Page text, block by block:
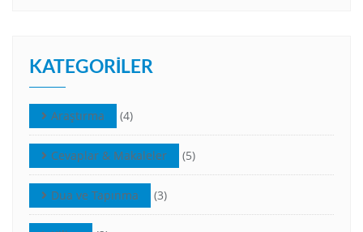
KATEGORILER
Araştırma (4)
Cevaplar & Makaleler (5)
Dua ve Tapınma (3)